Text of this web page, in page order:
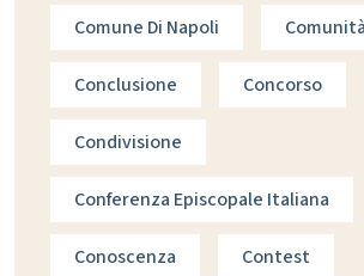
Comune Di Napoli Comunità
Conclusione Concorso
Condivisione
Conferenza Episcopale Italiana
Conoscenza Contest